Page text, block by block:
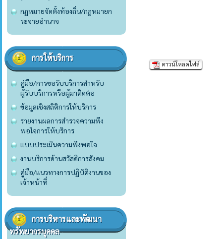
กฏหมายจัดตั้งท้องถิ่น/กฏหมายก
ระจายอำนาจ
การให้บริการ
คู่มือ/การขอรับบริการสำหรับ
ผู้รับบริการหรือผู้มาติดต่อ
ข้อมูลเชิงสถิติการให้บริการ
รายงานผลการสำรวจความพึง
พอใจการให้บริการ
แบบประเมินความพึงพอใจ
งานบริการด้านสวัสดิการสังคม
คู่มือ/แนวทางการปฏิบัติงานของ
เจ้าหน้าที่
การบริหารและพัฒนา
ทรัพยากรบุคคล
ดาวน์โหลดไฟล์